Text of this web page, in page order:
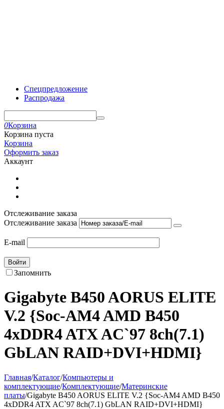
Спецпредложение
Распродажа
0Корзина
Корзина пуста
Корзина
Оформить заказ
Аккаунт
Отслеживание заказа
Отслеживание заказа
E-mail
Войти
Запомнить
Gigabyte B450 AORUS ELITE
V.2 {Soc-AM4 AMD B450
4xDDR4 ATX AC`97 8ch(7.1)
GbLAN RAID+DVI+HDMI}
Главная/Каталог/Компьютеры и
комплектующие/Комплектующие/Материнские
платы/Gigabyte B450 AORUS ELITE V.2 {Soc-AM4 AMD B450
4xDDR4 ATX AC`97 8ch(7.1) GbLAN RAID+DVI+HDMI}